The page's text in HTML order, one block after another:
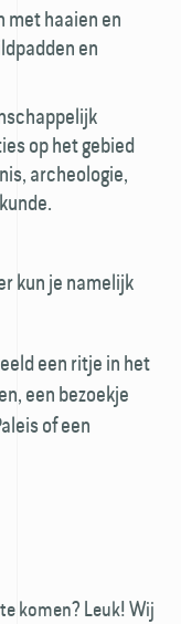
met haaien en
en
op het gebied
archeologie,
kun je namelijk
een ritje in het
een bezoekje
of een
komen? Leuk! Wij